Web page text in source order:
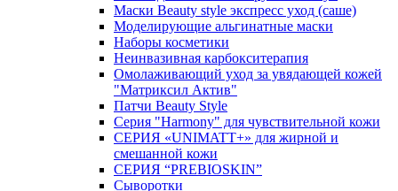
Маски Beauty style экспресс уход (саше)
Моделирующие альгинатные маски
Наборы косметики
Неинвазивная карбокситерапия
Омолаживающий уход за увядающей кожей
"Матриксил Актив"
Патчи Beauty Style
Серия "Harmony" для чувствительной кожи
СЕРИЯ «UNIMATT+» для жирной и
смешанной кожи
СЕРИЯ “PREBIOSKIN”
Сыворотки